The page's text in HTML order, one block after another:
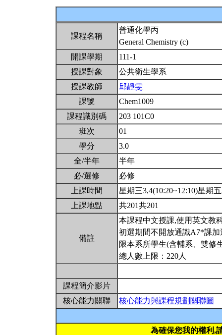
課程名稱
普通化學丙
General Chemistry (c)
開課學期
111-1
授課對象
公共衛生學系
授課教師
邱靜雯
課號
Chem1009
課程識別碼
203 101C0
班次
01
學分
3.0
全/半年
半年
必/選修
必修
上課時間
星期三3,4(10:20~12:10)星期
上課地點
共201共201
備註
本課程中文授課,使用英文教
初選期間不開放通識A7*課加
限本系所學生(含輔系、雙修
總人數上限：220人
課程簡介影片
核心能力關聯
核心能力與課程規劃關聯圖
為確保您我的權利,